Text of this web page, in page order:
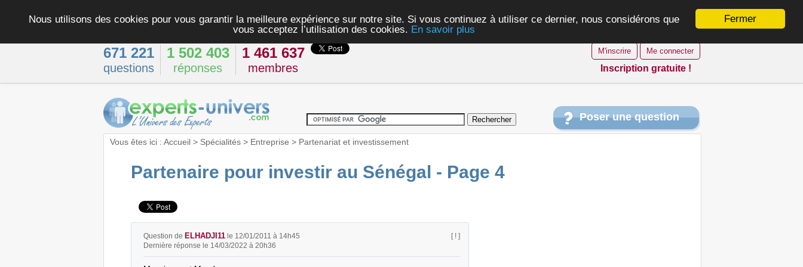
Fermer
Nous utilisons des cookies pour vous garantir la meilleure expérience sur notre site. Si vous continuez à utiliser ce dernier, nous considérons que
vous acceptez l’utilisation des cookies. En savoir plus
671 221
questions
1 502 403
réponses
1 461 637
membres
M'inscrire Me connecter
Inscription gratuite !
Poser une question
Vous êtes ici : Accueil> Spécialités> Entreprise > Partenariat et investissement
Partenaire pour investir au Sénégal - Page 4
Question de ELHADJI11le 12/01/2011 à 14h45
Dernière réponse le 14/03/2022 à 20h36
[ ! ]